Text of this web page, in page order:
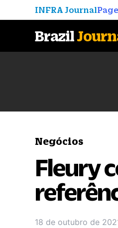
INFRA Journal
Brazil
Negócios
Fleury
18 de outubro de